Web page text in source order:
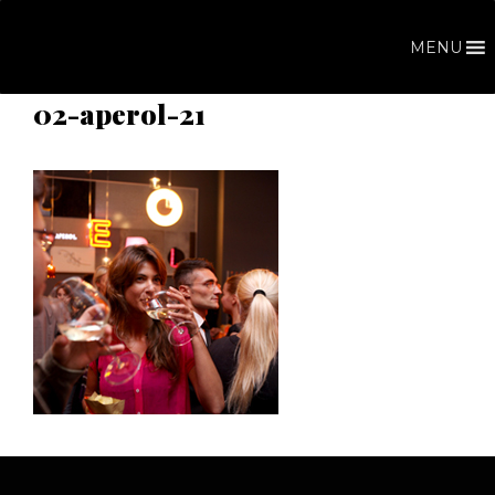
MENU
02-aperol-21